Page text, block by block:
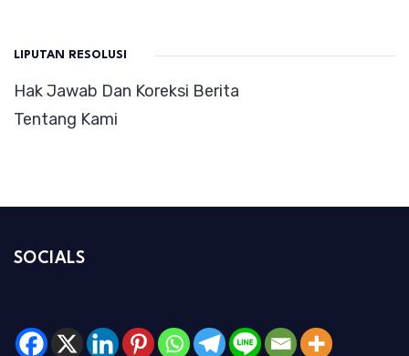
LIPUTAN RESOLUSI
Hak Jawab Dan Koreksi Berita
Tentang Kami
SOCIALS